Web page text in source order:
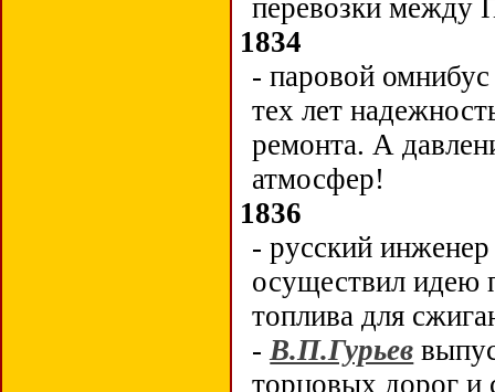
перевозки между
1834
- паровой
тех лет
ремонта. А
атмосфер!
1836
- русский
осуществил идею
топлива для
-В.П.Гурьев
торцовых дорог и